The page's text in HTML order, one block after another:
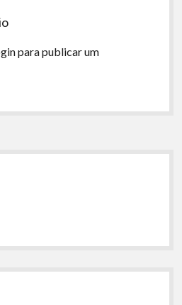
para publicar um